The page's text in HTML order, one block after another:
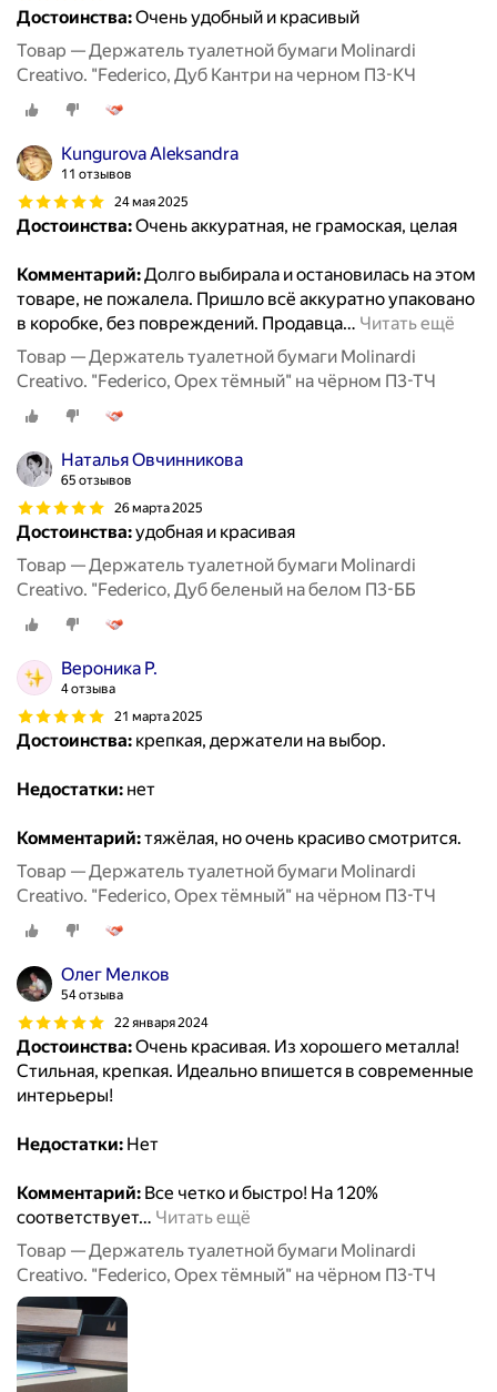
Достоинства:Очень удобный и красивый
Товар — Держатель туалетной бумаги Molinardi
Creativo. "Federico, Дуб Кантри на черном П3-КЧ
Kungurova Aleksandra
11 отзывов
24 мая 2025
Достоинства:Очень аккуратная, не грамоская, целая
Комментарий:Долго выбирала и остановилась на этом
товаре, не пожалела. Пришло всё аккуратно упаковано
в коробке, без повреждений. Продавца… Читать ещё
Товар — Держатель туалетной бумаги Molinardi
Creativo. "Federico, Орех тёмный" на чёрном П3-ТЧ
Наталья Овчинникова
65 отзывов
26 марта 2025
Достоинства:удобная и красивая
Товар — Держатель туалетной бумаги Molinardi
Creativo. "Federico, Дуб беленый на белом П3-ББ
Вероника Р.
4 отзыва
21 марта 2025
Достоинства: крепкая, держатели на выбор.
Недостатки: нет
Комментарий:тяжёлая, но очень красиво смотрится.
Товар — Держатель туалетной бумаги Molinardi
Creativo. "Federico, Орех тёмный" на чёрном П3-ТЧ
Олег Мелков
54 отзыва
22 января 2024
Достоинства:Очень красивая. Из хорошего металла!
Стильная, крепкая. Идеально впишется в современные
интерьеры!
Недостатки: Нет
Комментарий: Все четко и быстро! На 120%
соответствует… Читать ещё
Товар — Держатель туалетной бумаги Molinardi
Creativo. "Federico, Орех тёмный" на чёрном П3-ТЧ